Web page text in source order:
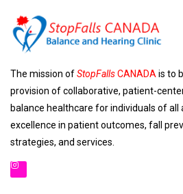
The mission ofStopFallsCANADA is to
provision of collaborative, patient-
balance healthcare for individuals of all
excellence in patient outcomes, fall
strategies, and services.